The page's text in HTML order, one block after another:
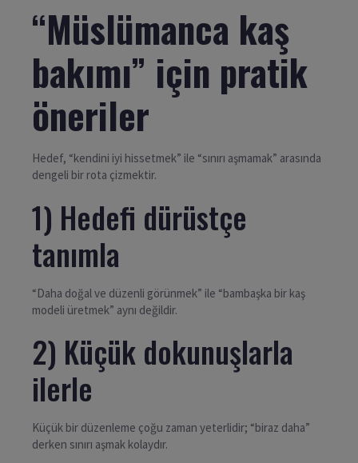
“Müslümanca kaş
bakımı” için pratik
öneriler
Hedef, “kendini iyi hissetmek” ile “sınırı aşmamak” arasında
dengeli bir rota çizmektir.
1) Hedefi dürüstçe
tanımla
“Daha doğal ve düzenli görünmek” ile “bambaşka bir kaş
modeli üretmek” aynı değildir.
2) Küçük dokunuşlarla
ilerle
Küçük bir düzenleme çoğu zaman yeterlidir; “biraz daha”
derken sınırı aşmak kolaydır.